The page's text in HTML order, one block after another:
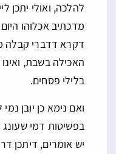
להלכה, ואולי יתכן
מדכתיב אכלוהו
דקרא דדברי קבלה
האכילה בשבת,
בלילי פסחים.
ואם נימא כן יובן
בפשיטות דמי
יש אומרים, דיתכן